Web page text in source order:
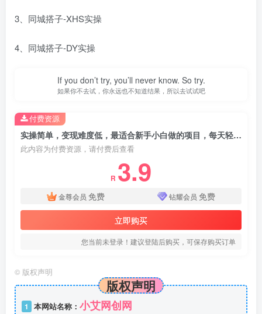
3、同城搭子-XHS实操
4、同城搭子-DY实操
If you don’t try, you’ll never know. So try.
如果你不去试，你永远也不知道结果，所以去试试吧
实操简单，变现难度低，最适合新手小白做的项目，每天轻松收入3张，同城搭子群项目全流程拆解
此内容为付费资源，请付费后查看
R 3.9
金尊会员 免费 钻耀会员 免费
立即购买
您当前未登录！建议登陆后购买，可保存购买订单
付费资源
© 版权声明
版权声明
1 本网站名称： 小艾网创网